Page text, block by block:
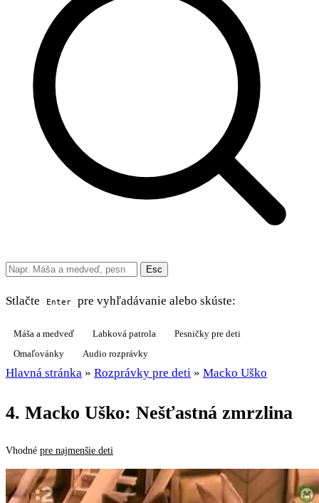
Esc
Stlačte Enter pre vyhľadávanie alebo skúste:
Máša a medveď Labková patrola
Pesničky pre deti
Omaľovánky
Audio rozprávky
Hlavná stránka » Rozprávky pre deti » Macko Uško
4. Macko Uško: Nešťastná zmrzlina
Vhodné pre najmenšie deti